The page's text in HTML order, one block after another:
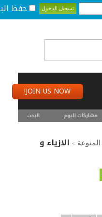
حفظ
JOIN US NOW!
مشاركات اليوم البحث
> الازياء و